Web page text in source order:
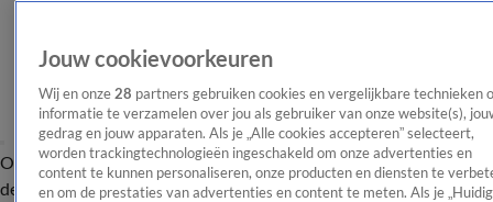
OverzichtAfleveringen Entertainment TV Algemeen
Tip
de redactieNieuwsbrief
Jouw cookievoorkeuren
Wij en onze 28 partners gebruiken cookies en vergelijkbare technieken
informatie te verzamelen over jou als gebruiker van onze website(s),
gedrag en jouw apparaten. Als je „Alle cookies accepteren” selecteert,
worden trackingtechnologieën ingeschakeld om onze advertenties en
content te kunnen personaliseren, onze producten en diensten te
en om de prestaties van advertenties en content te meten. Als je